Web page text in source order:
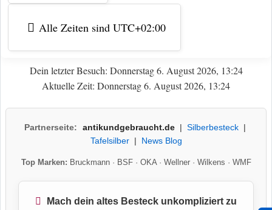
Alle Zeiten sind UTC+02:00
Dein letzter Besuch: Donnerstag 6. August 2026, 13:24
Aktuelle Zeit: Donnerstag 6. August 2026, 13:24
Partnerseite: antikundgebraucht.de| Silberbesteck|
Tafelsilber| News Blog
Top Marken: Bruckmann· BSF· OKA· Wellner· Wilkens · WMF
Mach dein altes Besteck unkompliziert zu